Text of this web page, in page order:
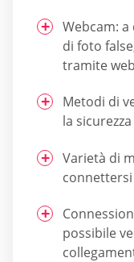
Webcam:
di foto
tramite
Metodi di
la
Varietà di
possibile